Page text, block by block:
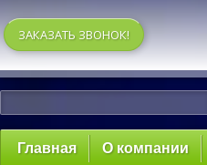
ЗАКАЗАТЬ ЗВОНОК!
Главная О компании